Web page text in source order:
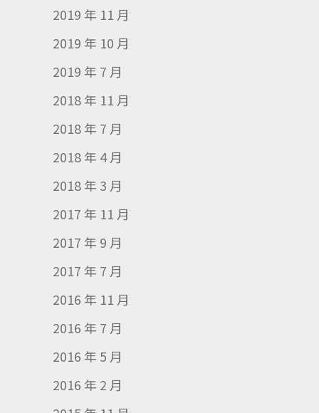
2019 年 11 月
2019 年 10 月
2019 年 7 月
2018 年 11 月
2018 年 7 月
2018 年 4 月
2018 年 3 月
2017 年 11 月
2017 年 9 月
2017 年 7 月
2016 年 11 月
2016 年 7 月
2016 年 5 月
2016 年 2 月